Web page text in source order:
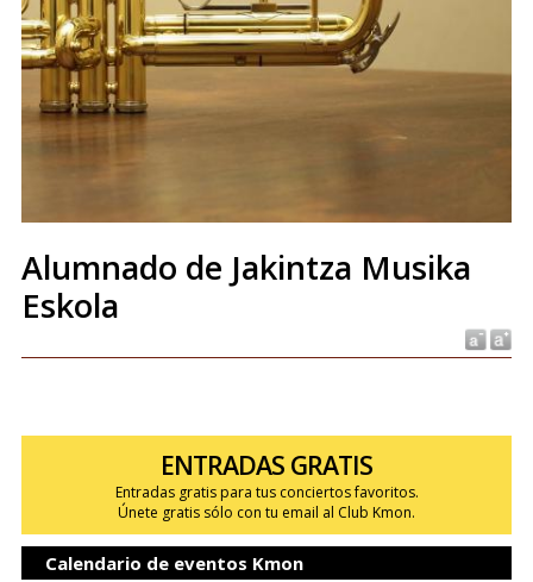
Alumnado de Jakintza Musika
Eskola
ENTRADAS GRATIS
Entradas gratis para tus conciertos favoritos.
Únete gratis sólo con tu email al Club Kmon.
Calendario de eventos Kmon